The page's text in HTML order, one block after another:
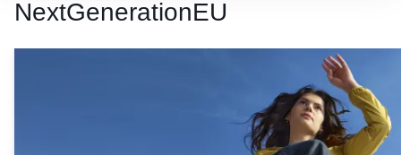
NextGenerationEU
Next Generation EU: